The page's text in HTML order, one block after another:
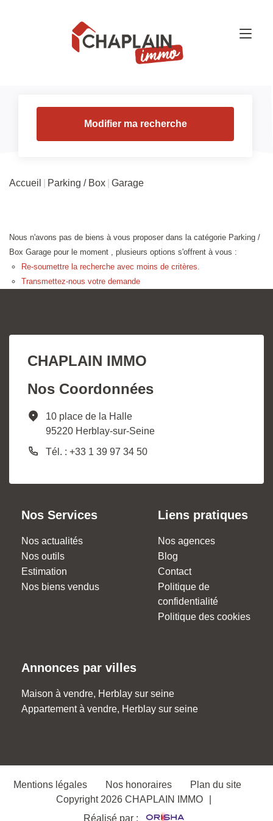
Modifier ma recherche
Accueil Parking / Box Garage
Nous n'avons pas de biens à vous proposer dans la catégorie Parking /
Box Garage pour le moment , plusieurs options s'offrent à vous :
Re-soumettre la recherche avec moins de critères.
Transmettez-nous votre demande
CHAPLAIN IMMO
Nos Coordonnées
10 place de la Halle
95220 Herblay-sur-Seine
Tél. : +33 1 39 97 34 50
Nos Services
Nos actualités
Nos outils
Estimation
Nos biens vendus
Liens pratiques
Nos agences
Blog
Contact
Politique de
confidentialité
Politique des cookies
Annonces par villes
Maison à vendre, Herblay sur seine
Appartement à vendre, Herblay sur seine
Mentions légales Nos honoraires
Plan du site
Copyright 2026 CHAPLAIN IMMO
Réalisé par :